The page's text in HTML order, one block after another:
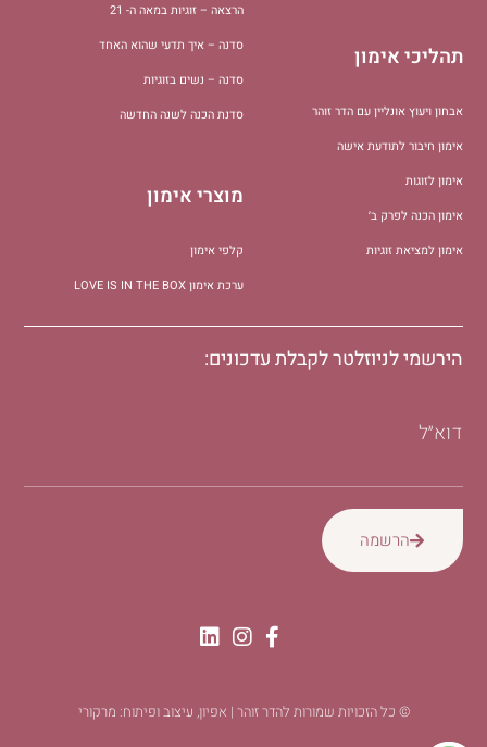
תהליכי אימון
אבחון ויעוץ אונליין עם הדר זוהר
אימון חיבור לתודעת אישה
אימון לזוגות
אימון הכנה לפרק ב׳
אימון למציאת זוגיות
הרצאה – זוגיות במאה ה- 21
סדנה – איך תדעי שהוא האחד
סדנה – נשים בזוגיות
סדנת הכנה לשנה החדשה
מוצרי אימון
קלפי אימון
ערכת אימון LOVE IS IN THE BOX
הירשמי לניוזלטר לקבלת עדכונים:
דוא״ל
הרשמה
© כל הזכויות שמורות להדר זוהר | אפיון, עיצוב ופיתוח: מרקורי